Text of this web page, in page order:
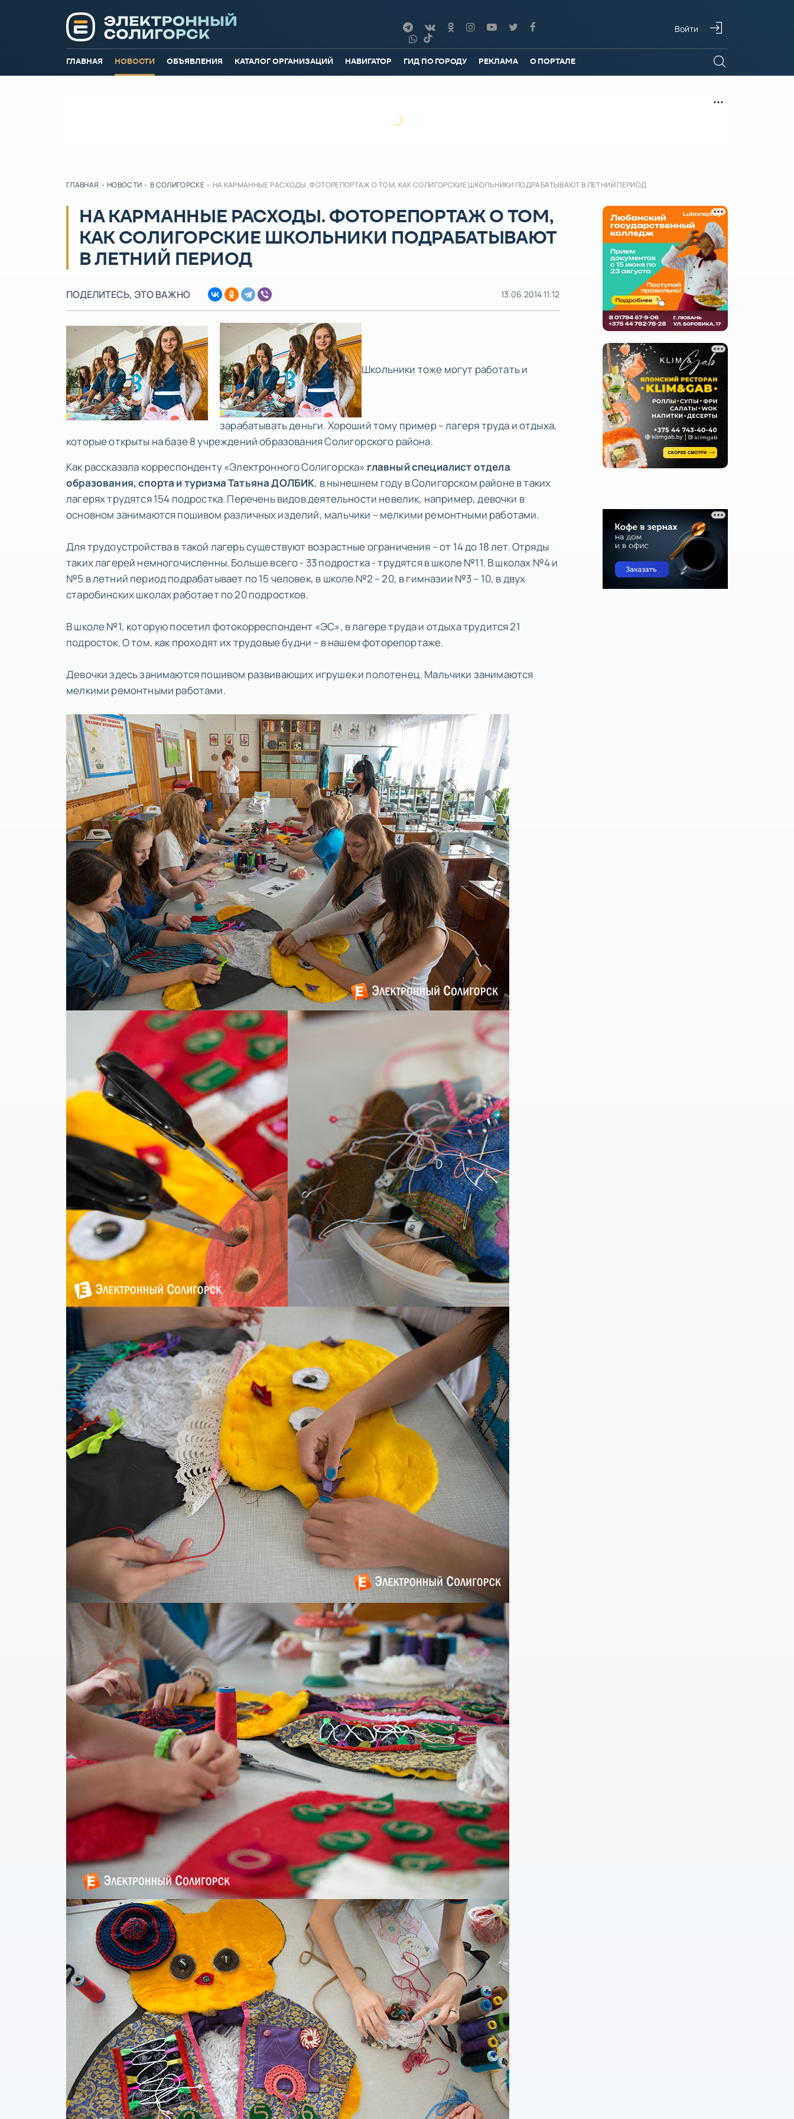
Войти
ГЛАВНАЯ НОВОСТИ ОБЪЯВЛЕНИЯ КАТАЛОГ ОРГАНИЗАЦИЙ НАВИГАТОР ГИД ПО ГОРОДУ РЕКЛАМА О ПОРТАЛЕ
ГЛАВНАЯ - НОВОСТИ - В СОЛИГОРСКЕ - НА КАРМАННЫЕ РАСХОДЫ. ФОТОРЕПОРТАЖ О ТОМ, КАК СОЛИГОРСКИЕ ШКОЛЬНИКИ ПОДРАБАТЫВАЮТ В ЛЕТНИЙ ПЕРИОД
НА КАРМАННЫЕ РАСХОДЫ. ФОТОРЕПОРТАЖ О ТОМ,
КАК СОЛИГОРСКИЕ ШКОЛЬНИКИ ПОДРАБАТЫВАЮТ
В ЛЕТНИЙ ПЕРИОД
ПОДЕЛИТЕСЬ, ЭТО ВАЖНО 13.06.2014 11:12
Школьники тоже могут работать и
зарабатывать деньги. Хороший тому пример – лагеря труда и отдыха,
которые открыты на базе 8 учреждений образования Солигорского района.
Как рассказала корреспонденту «Электронного Солигорска» главный специалист отдела
образования, спорта и туризма Татьяна ДОЛБИК, в нынешнем году в Солигорском районе в таких
лагерях трудятся 154 подростка. Перечень видов деятельности невелик, например, девочки в
основном занимаются пошивом различных изделий, мальчики – мелкими ремонтными работами.
Для трудоустройства в такой лагерь существуют возрастные ограничения – от 14 до 18 лет. Отряды
таких лагерей немногочисленны. Больше всего - 33 подростка - трудятся в школе №11. В школах №4 и
№5 в летний период подрабатывает по 15 человек, в школе №2 – 20, в гимназии №3 – 10, в двух
старобинских школах работает по 20 подростков.
В школе №1, которую посетил фотокорреспондент «ЭС», в лагере труда и отдыха трудится 21
подросток. О том, как проходят их трудовые будни – в нашем фоторепортаже.
Девочки здесь занимаются пошивом развивающих игрушек и полотенец. Мальчики занимаются
мелкими ремонтными работами.